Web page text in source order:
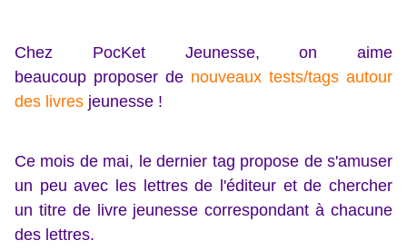
Chez PocKet Jeunesse, on aime
beaucoup proposer de nouveaux tests/tags autour
des livres jeunesse !
Ce mois de mai, le dernier tag propose de s'amuser
un peu avec les lettres de l'éditeur et de chercher
un titre de livre jeunesse correspondant à chacune
des lettres.